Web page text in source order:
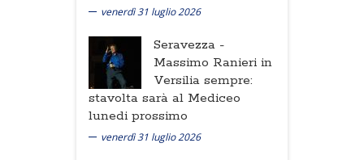
venerdì 31 luglio 2026
Seravezza -
Massimo Ranieri in
Versilia sempre:
stavolta sarà al Mediceo
lunedi prossimo
venerdì 31 luglio 2026